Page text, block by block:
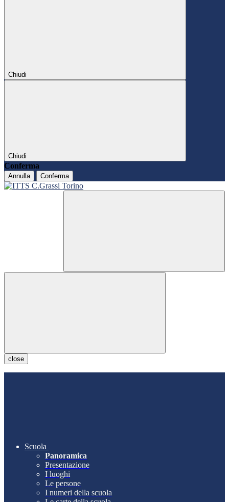
Chiudi
Chiudi
Conferma
Annulla Conferma
close
Scuola
Panoramica
Presentazione
I luoghi
Le persone
I numeri della scuola